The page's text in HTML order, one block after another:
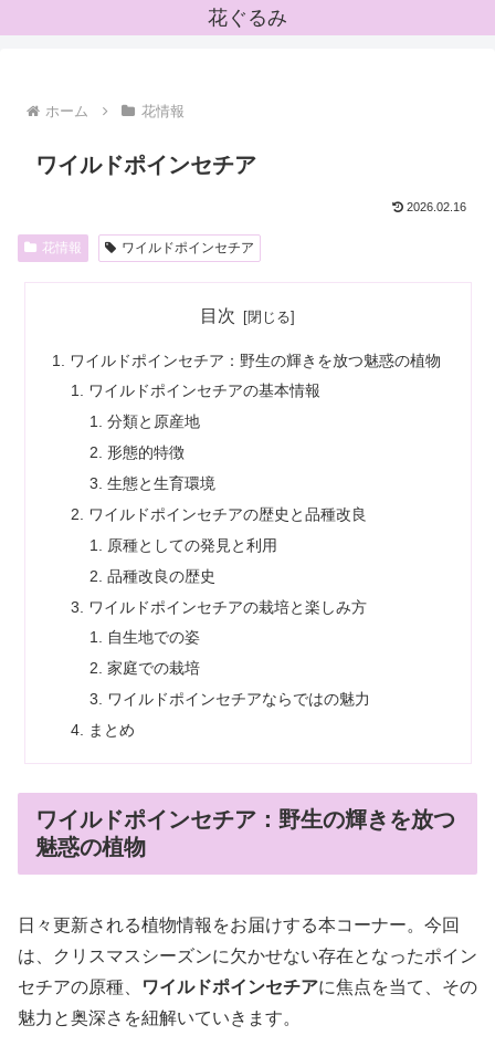
花ぐるみ
ホーム 花情報
ワイルドポインセチア
2026.02.16
花情報 ワイルドポインセチア
目次
ワイルドポインセチア：野生の輝きを放つ魅惑の植物
ワイルドポインセチアの基本情報
分類と原産地
形態的特徴
生態と生育環境
ワイルドポインセチアの歴史と品種改良
原種としての発見と利用
品種改良の歴史
ワイルドポインセチアの栽培と楽しみ方
自生地での姿
家庭での栽培
ワイルドポインセチアならではの魅力
まとめ
ワイルドポインセチア：野生の輝きを放つ
魅惑の植物
日々更新される植物情報をお届けする本コーナー。今回
は、クリスマスシーズンに欠かせない存在となったポイン
セチアの原種、
ワイルドポインセチアに焦点を当て、その
魅力と奥深さを紐解いていきます。